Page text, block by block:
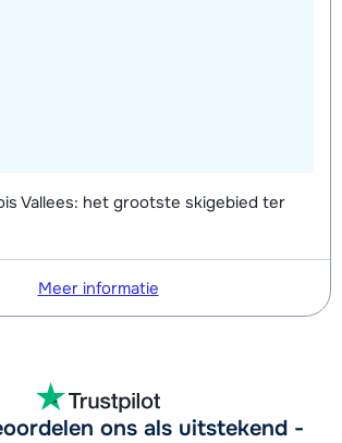
Vallees: het grootste skigebied ter
Meer informatie
ons als uitstekend -